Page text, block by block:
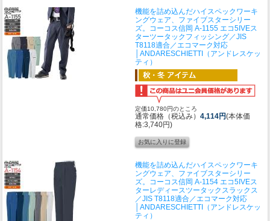
機能を詰め込んだハイスペックワーキ
ングウェア、ファイブスターシリー
ズ。 コーコス信岡 A-1155 エコ5IVEス
ターツータックフィッシング／JIS
T8118適合／エコマーク対応
│ANDARESCHIETTI（アンドレスケッ
ティ）
定価10,780円のところ
通常価格（税込み） 4,114円(本体価
格:3,740円)
機能を詰め込んだハイスペックワーキ
ングウェア、ファイブスターシリー
ズ。 コーコス信岡 A-1154 エコ5IVEス
ターレディースツータックスラックス
／JIS T8118適合／エコマーク対応
│ANDARESCHIETTI（アンドレスケッ
ティ）